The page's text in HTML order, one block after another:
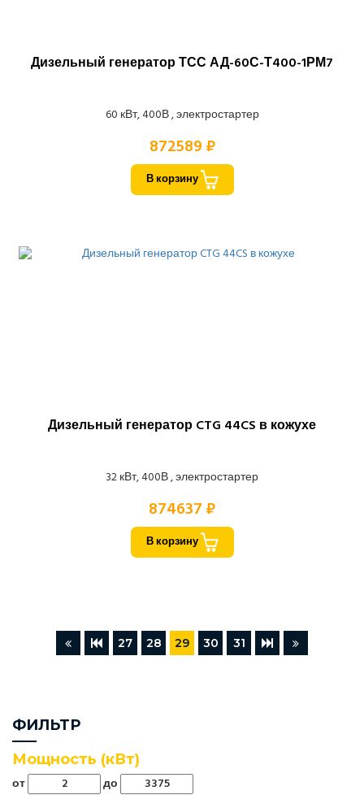
Дизельный генератор ТСС АД-60С-Т400-1РМ7
60 кВт, 400В , электростартер
872589 ₽
В корзину
Дизельный генератор CTG 44CS в кожухе
32 кВт, 400В , электростартер
874637 ₽
В корзину
27 28 29 30 31
ФИЛЬТР
Мощность (кВт)
от до